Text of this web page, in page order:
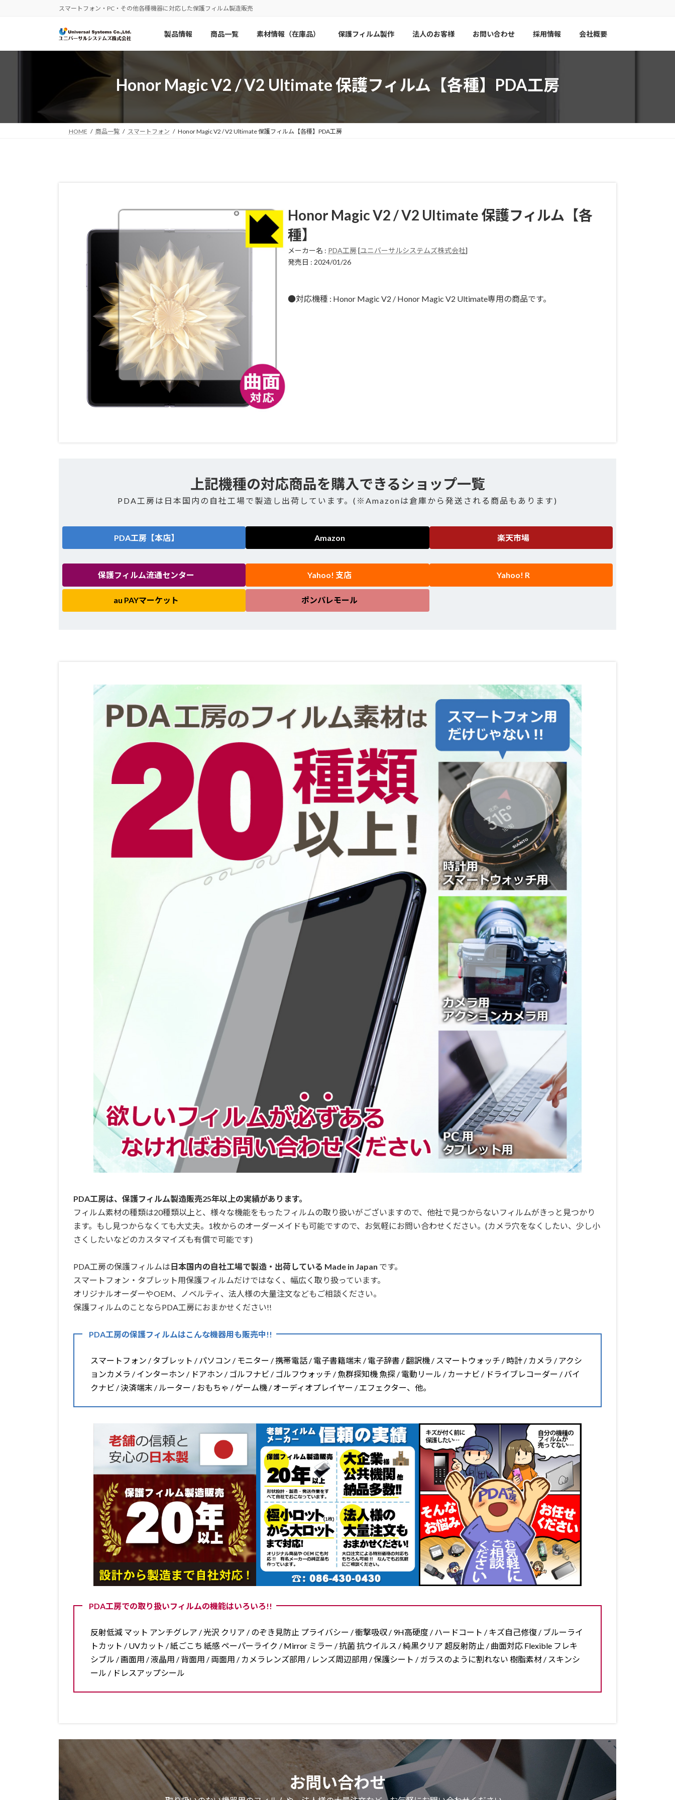
ツ
シ
スマートフォン・PC・その他各種機器に対応した保護フィルム製造販売
製品情報 商品一覧 素材情報（在庫品） 保護フィルム製作 法人のお客様 お問い合わせ 採用情報 会社概要
Honor Magic V2 / V2 Ultimate 保護フィルム【各種】PDA工房
HOME 商品一覧 スマートフォン Honor Magic V2 / V2 Ultimate 保護フィルム【各種】PDA工房
Honor Magic V2 / V2 Ultimate 保護フィルム【各
種】
メーカー名 : PDA工房[ユニバーサルシステムズ株式会社]
発売日 : 2024/01/26
●対応機種 : Honor Magic V2 / Honor Magic V2 Ultimate専用の商品です。
上記機種の対応商品を購入できるショップ一覧
PDA工房は日本国内の自社工場で製造し出荷しています。(※Amazonは倉庫から発送される商品もあります)
PDA工房【本店】 Amazon 楽天市場
保護フィルム流通センター Yahoo! 支店 Yahoo! R
au PAYマーケット ポンパレモール
PDA工房は、保護フィルム製造販売25年以上の実績があります。
フィルム素材の種類は20種類以上と、様々な機能をもったフィルムの取り扱いがございますので、他社で見つからないフィルムがきっと見つかり
ます。もし見つからなくても大丈夫。1枚からのオーダーメイドも可能ですので、お気軽にお問い合わせください。(カメラ穴をなくしたい、少し小
さくしたいなどのカスタマイズも有償で可能です)
PDA工房の保護フィルムは 日本国内の自社工場で製造・出荷している Made in Japan です。
スマートフォン・タブレット用保護フィルムだけではなく、幅広く取り扱っています。
オリジナルオーダーやOEM、ノベルティ、法人様の大量注文などもご相談ください。
保護フィルムのことならPDA工房におまかせください!!
PDA工房の保護フィルムはこんな機器用も販売中!!
スマートフォン / タブレット / パソコン / モニター / 携帯電話 / 電子書籍端末 / 電子辞書 / 翻訳機 / スマートウォッチ / 時計 / カメラ / アクシ
ョンカメラ / インターホン / ドアホン / ゴルフナビ / ゴルフウォッチ / 魚群探知機 魚探 / 電動リール / カーナビ / ドライブレコーダー / バイ
クナビ / 決済端末 / ルーター / おもちゃ / ゲーム機 / オーディオプレイヤー / エフェクター、他。
PDA工房での取り扱いフィルムの機能はいろいろ!!
反射低減 マット アンチグレア / 光沢 クリア / のぞき見防止 プライバシー / 衝撃吸収 / 9H高硬度 / ハードコート / キズ自己修復 / ブルーライ
トカット / UVカット / 紙ごこち 紙感 ペーパーライク / Mirror ミラー / 抗菌 抗ウイルス / 純黒クリア 超反射防止 / 曲面対応 Flexible フレキ
シブル / 画面用 / 液晶用 / 背面用 / 両面用 / カメラレンズ部用 / レンズ周辺部用 / 保護シート / ガラスのように割れない 樹脂素材 / スキンシ
ール / ドレスアップシール
お問い合わせ